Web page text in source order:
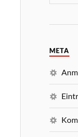
META